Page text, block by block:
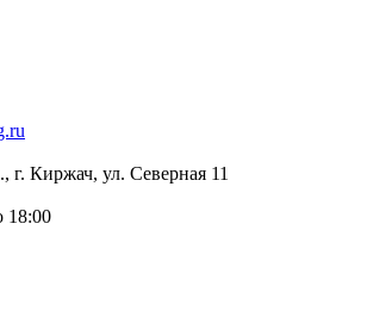
г. Киржач, ул. Северная 11
18:00